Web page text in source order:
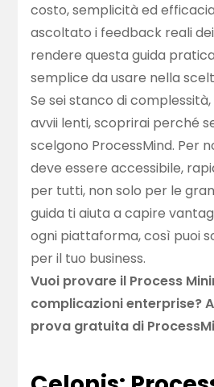
costo, semplicità ed
ascoltato i feedback reali
rendere questa guida
semplice da usare nella
Se sei stanco di
avvii lenti, scoprirai perché
scelgono ProcessMind. Per
deve essere accessibile,
per tutti, non solo per le
guida ti aiuta a capire
ogni piattaforma, così puoi
per il tuo business.
Vuoi provare il Process
complicazioni enterprise?
prova gratuita di